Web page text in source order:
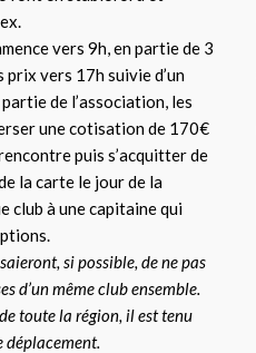
vers 9h, en partie de 3
prix vers 17h suivie d’un
de l’association, les
une cotisation de 170€
puis s’acquitter de
la carte le jour de la
club à une capitaine qui
si possible, de ne pas
d’un même club ensemble.
toute la région, il est tenu
déplacement.